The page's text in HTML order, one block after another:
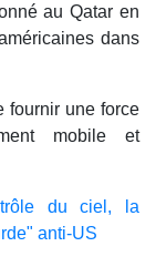
au Qatar en
dans
fournir une force
mobile et
du ciel, la
anti-US